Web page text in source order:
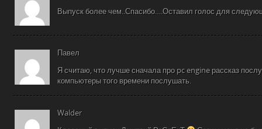
Выпуск более чем..Спасибо….Оставил голос для
Павел
Я считаю, что лучше сначала про pc engine рассказ
компьютеры того времени послушать.
Walder